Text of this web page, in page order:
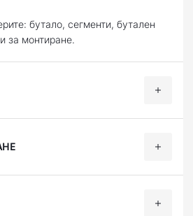
бутало, сегменти, бутален
за монтиране.
доставката на Вашите поръчки,